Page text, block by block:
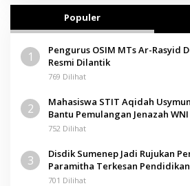
Populer
1
Pengurus OSIM MTs Ar-Rasyid
Resmi Dilantik
769 Dilihat
2
Mahasiswa STIT Aqidah
Bantu Pemulangan Jenazah
752 Dilihat
3
Disdik Sumenep Jadi Rujukan
Paramitha Terkesan
701 Dilihat